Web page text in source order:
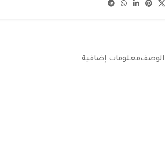
الوصفمعلومات إضافية